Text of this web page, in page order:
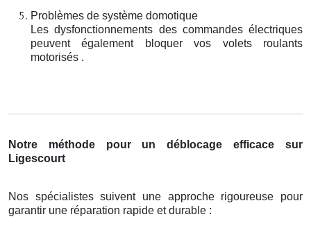
Problèmes de système domotique
Les dysfonctionnements des commandes électriques
peuvent également bloquer vos volets roulants
motorisés .
Notre méthode pour un déblocage efficace sur
Ligescourt
Nos spécialistes suivent une approche rigoureuse pour
garantir une réparation rapide et durable :